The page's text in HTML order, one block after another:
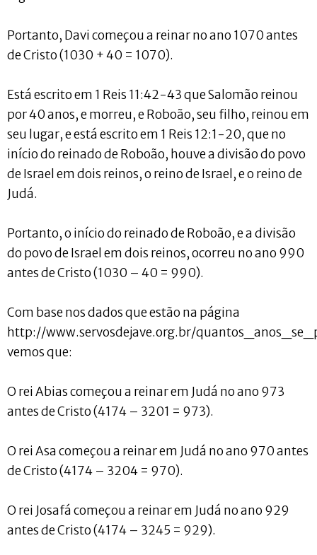
Portanto, Davi começou a reinar no ano 1070 antes
de Cristo (1030 + 40 = 1070).
Está escrito em 1 Reis 11:42-43 que Salomão reinou
por 40 anos, e morreu, e Roboão, seu filho, reinou em
seu lugar, e está escrito em 1 Reis 12:1-20, que no
início do reinado de Roboão, houve a divisão do povo
de Israel em dois reinos, o reino de Israel, e o reino de
Judá.
Portanto, o início do reinado de Roboão, e a divisão
do povo de Israel em dois reinos, ocorreu no ano 990
antes de Cristo (1030 – 40 = 990).
Com base nos dados que estão na página
http://www.servosdejave.org.br/
vemos que:
O rei Abias começou a reinar em Judá no ano 973
antes de Cristo (4174 – 3201 = 973).
O rei Asa começou a reinar em Judá no ano 970 antes
de Cristo (4174 – 3204 = 970).
O rei Josafá começou a reinar em Judá no ano 929
antes de Cristo (4174 – 3245 = 929).